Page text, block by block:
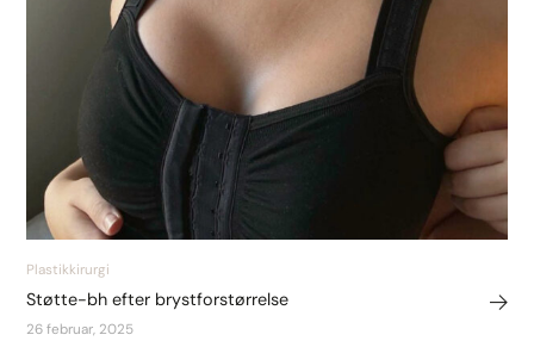
Plastikkirurgi
Støtte-bh efter brystforstørrelse
26 februar, 2025